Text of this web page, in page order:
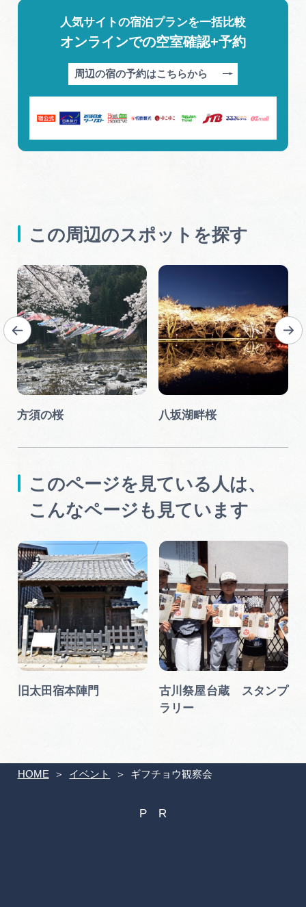
HOME イベント ギフチョウ観察会
人気サイトの宿泊プランを一括比較
オンラインでの空室確認+予約
周辺の宿の予約はこちらから
この周辺のスポットを探す
方須の桜 八坂湖畔桜
このページを見ている人は、
こんなページも見ています
旧太田宿本陣門
古川祭屋台蔵 スタンプ
ラリー